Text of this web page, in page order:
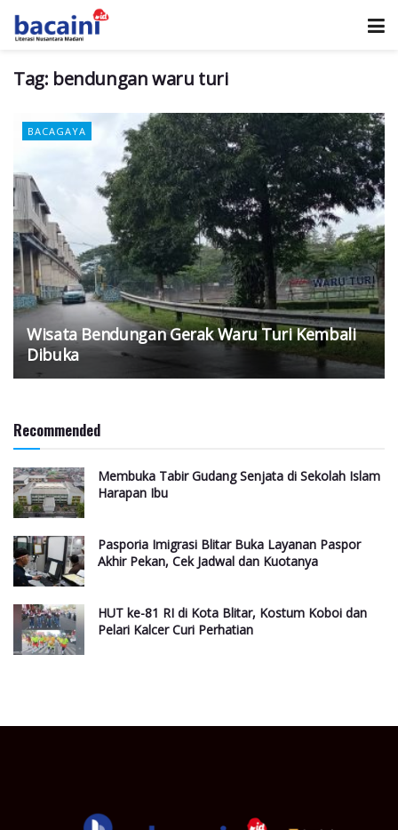
Tag: bendungan waru turi
BACAGAYA
Wisata Bendungan Gerak Waru Turi Kembali
Dibuka
Recommended
Membuka Tabir Gudang Senjata di Sekolah Islam
Harapan Ibu
Pasporia Imigrasi Blitar Buka Layanan Paspor
Akhir Pekan, Cek Jadwal dan Kuotanya
HUT ke-81 RI di Kota Blitar, Kostum Koboi dan
Pelari Kalcer Curi Perhatian